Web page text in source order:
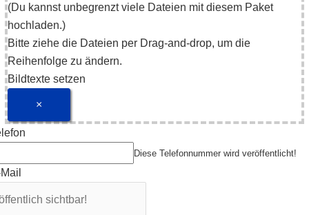
(Du kannst unbegrenzt viele Dateien mit diesem Paket
hochladen.)
Bitte ziehe die Dateien per Drag-and-drop, um die
Reihenfolge zu ändern.
Bildtexte setzen
×
Diese Telefonnummer wird veröffentlicht!